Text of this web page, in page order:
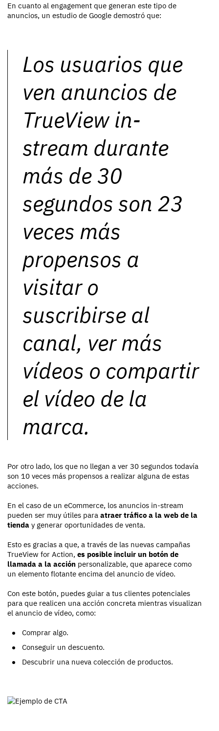
En cuanto al engagement que generan este tipo de
anuncios, un estudio de Google demostró que:
Los usuarios que
ven anuncios de
TrueView in-
stream durante
más de 30
segundos son 23
veces más
propensos a
visitar o
suscribirse al
canal, ver más
vídeos o compartir
el vídeo de la
marca.
Por otro lado, los que no llegan a ver 30 segundos todavía
son 10 veces más propensos a realizar alguna de estas
acciones.
En el caso de un eCommerce, los anuncios in-stream
pueden ser muy útiles para atraer tráfico a la web de la
tienda y generar oportunidades de venta.
Esto es gracias a que, a través de las nuevas campañas
TrueView for Action, es posible incluir un botón de
llamada a la acción personalizable, que aparece como
un elemento flotante encima del anuncio de vídeo.
Con este botón, puedes guiar a tus clientes potenciales
para que realicen una acción concreta mientras visualizan
el anuncio de vídeo, como:
Comprar algo.
Conseguir un descuento.
Descubrir una nueva colección de productos.